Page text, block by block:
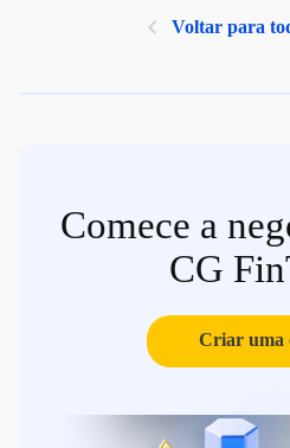
Voltar para
Comece a
CG
Criar uma